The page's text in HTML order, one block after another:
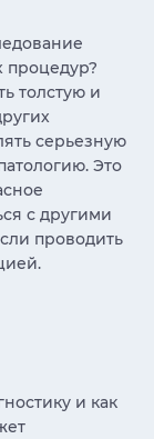
процедур?
толстую и
серьезную
Это
с другими
проводить
и как